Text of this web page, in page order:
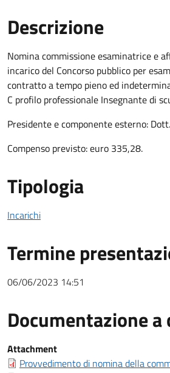
Descrizione
Descrizione Bando
Nomina commissione esaminatrice e
incarico del Concorso pubblico per
contratto a tempo pieno ed
C profilo professionale Insegnante di
Presidente e componente esterno:
Compenso previsto: euro 335,28.
Tipologia
Incarichi
Termine
06/06/2023 14:51
Documentazione a
Documentazione a corredo
Attachment
Provvedimento di nomina della